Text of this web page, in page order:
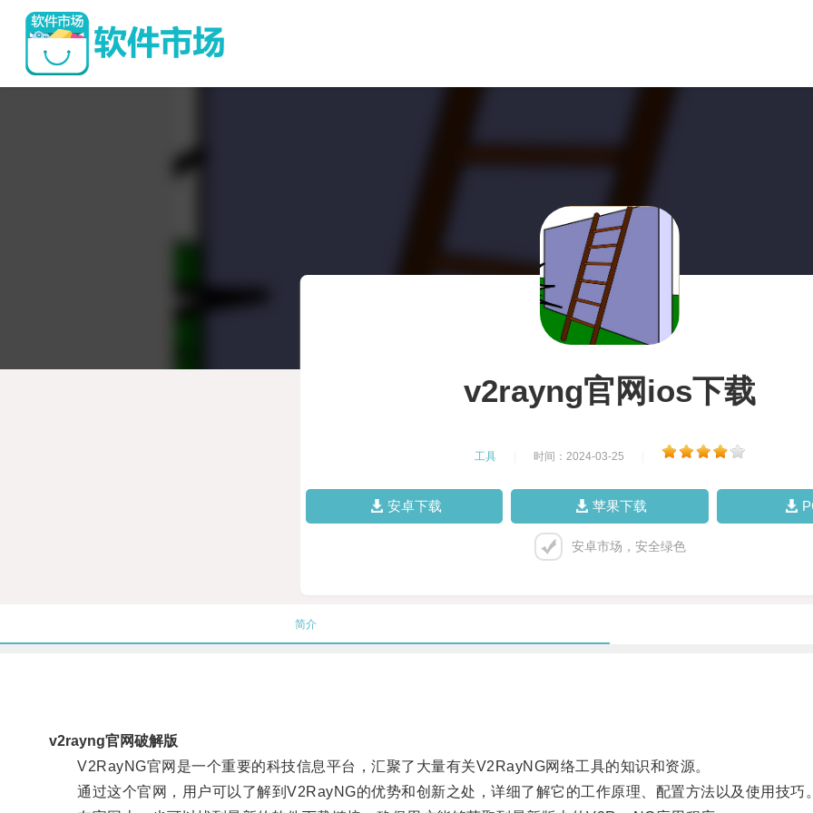
v2rayng官网ios下载
工具 时间：2024-03-25
安卓下载 苹果下载
安卓市场，安全绿色
简介
v2rayng官网破解版
V2RayNG官网是一个重要的科技信息平台，汇聚了大量有关V2RayNG网络工具的知识和资源。
通过这个官网，用户可以了解到V2RayNG的优势和创新之处，详细了解它的工作原理、配置方法以及使用技巧。